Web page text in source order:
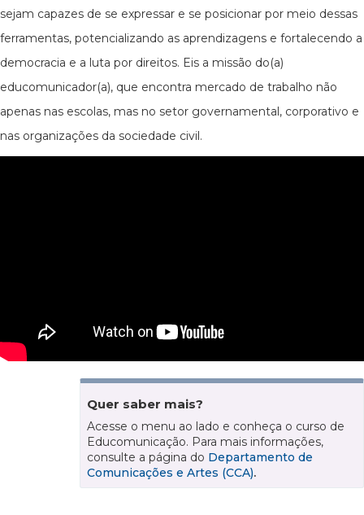
sejam capazes de se expressar e se posicionar por meio dessas
ferramentas, potencializando as aprendizagens e fortalecendo a
democracia e a luta por direitos. Eis a missão do(a)
educomunicador(a), que encontra mercado de trabalho não
apenas nas escolas, mas no setor governamental, corporativo e
nas organizações da sociedade civil.
Quer saber mais?
Acesse o menu ao lado e conheça o curso de
Educomunicação. Para mais informações,
consulte a página do Departamento de
Comunicações e Artes (CCA).